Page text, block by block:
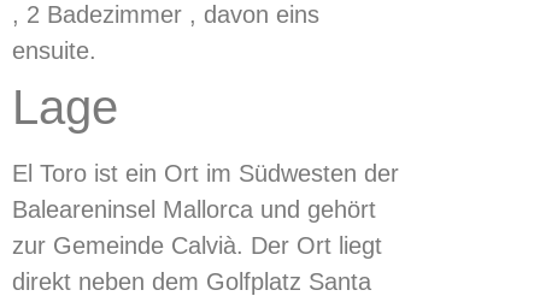
, 2 Badezimmer , davon eins
ensuite.
Lage
El Toro ist ein Ort im Südwesten der
Baleareninsel Mallorca und gehört
zur Gemeinde Calvià. Der Ort liegt
direkt neben dem Golfplatz Santa